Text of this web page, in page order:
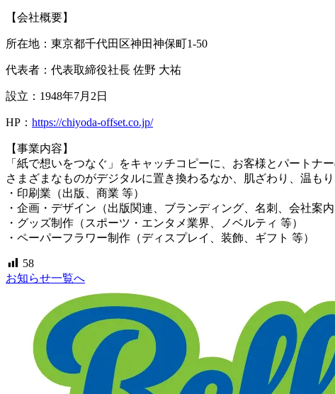
【会社概要】
所在地：東京都千代田区神田神保町1-50
代表者：代表取締役社長 佐野 大祐
設立：1948年7月2日
HP： https://chiyoda-offset.co.jp/
【事業内容】
「紙で想いをつなぐ」をキャッチコピーに、お客様とパートナ
さまざまなものがデジタルに置き換わるなか、肌ざわり、温も
・印刷業（出版、商業 等）
・企画・デザイン（出版関連、ブランディング、名刺、会社案
・グッズ制作（スポーツ・エンタメ業界、ノベルティ 等）
・ペーパーフラワー制作（ディスプレイ、装飾、ギフト 等）
58
お知らせ一覧へ